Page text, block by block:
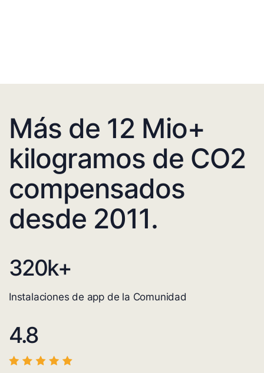
Más de 12 Mio+
kilogramos de CO2
compensados
desde 2011.
320k+
Instalaciones de app de la Comunidad
4.8